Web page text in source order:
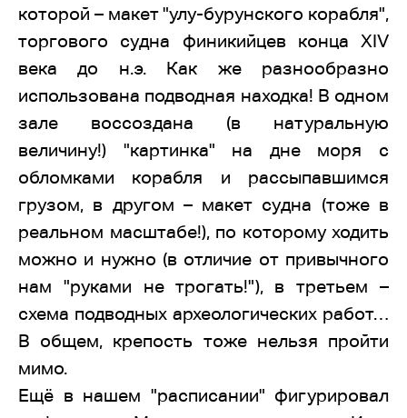
которой – макет "улу-бурунского корабля",
торгового судна финикийцев конца XIV
века до н.э. Как же разнообразно
использована подводная находка! В одном
зале воссоздана (в натуральную
величину!) "картинка" на дне моря с
обломками корабля и рассыпавшимся
грузом, в другом – макет судна (тоже в
реальном масштабе!), по которому ходить
можно и нужно (в отличие от привычного
нам "руками не трогать!"), в третьем –
схема подводных археологических работ…
В общем, крепость тоже нельзя пройти
мимо.
Ещё в нашем "расписании" фигурировал